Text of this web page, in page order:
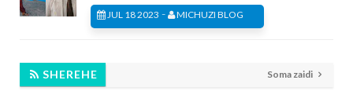
JUL 18 2023 - MICHUZI BLOG
SHEREHE Soma zaidi